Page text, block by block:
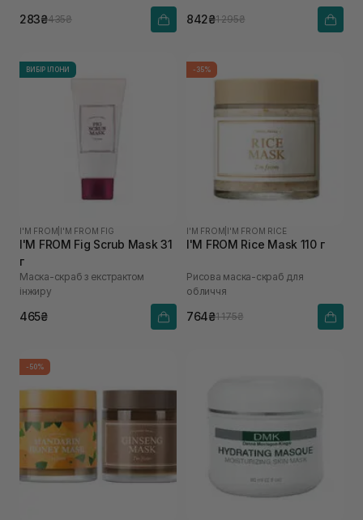
283₴435₴ 842₴1 295₴
ВИБІР ІЛОНИ
I'M FROM I'M FROM FIG
I'M FROM Fig Scrub Mask 31
г
Маска-скраб з екстрактом
інжиру
465₴
-35%
I'M FROM I'M FROM RICE
I'M FROM Rice Mask 110 г
Рисова маска-скраб для
обличчя
764₴1 175₴
-50%